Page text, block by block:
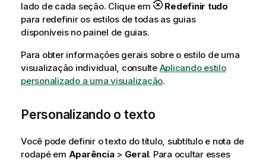
lado de cada seção. Clique em
Redefinir tudo
para redefinir os estilos de todas as guias
disponíveis no painel de guias.
Para obter informações gerais sobre o estilo de uma
visualização individual, consulte Aplicando estilo
personalizado a uma visualização.
Personalizando o texto
Você pode definir o texto do título, subtítulo e nota de
rodapé em Aparência> Geral. Para ocultar esses